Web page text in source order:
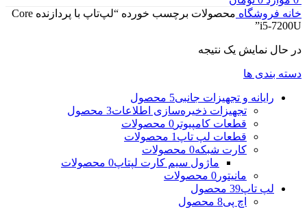
خانه فروشگاه
محصولات برچسب خورده “لپ‌تاپ با پردازنده Core
i5-7200U”
در حال نمایش یک نتیجه
دسته بندی ها
رایانه و تجهیزات جانبی5 محصول
تجهیزات ذخیره‌سازی اطلاعات3 محصول
قطعات کامپیوتر 0 محصولات
قطعات لپ تاپ 1 محصولات
کارت شبکه0 محصولات
ماژول سیم کارت لپتاپ0 محصولات
مانیتور 0 محصولات
لپ تاپ39 محصول
اچ پی8 محصول